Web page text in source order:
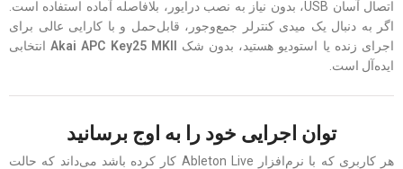
اتصال آسان USB، بدون نیاز به نصب درایور، بلافاصله آماده استفاده است.
اگر به دنبال یک میدی کنترلر جمع‌وجور، قابل‌حمل و با کارایی عالی برای
اجرای زنده یا استودیو هستید، بدون شک
Akai APC Key25 MKIIانتخابی
ایده‌آل است.
توان اجرایی خود را به اوج برسانید
هر کاربری که با نرم‌افزار Ableton Live کار کرده باشد می‌داند که حالت